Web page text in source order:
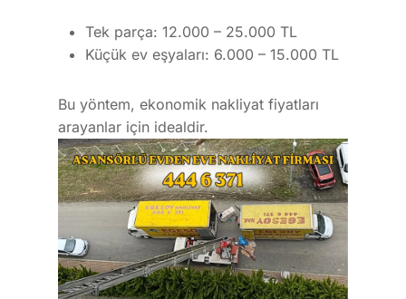
Tek parça: 12.000 – 25.000 TL
Küçük ev eşyaları: 6.000 – 15.000 TL
Bu yöntem, ekonomik nakliyat fiyatları
arayanlar için idealdir.